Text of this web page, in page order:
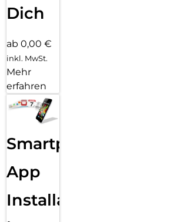
Dich
ab 0,00 €
inkl. MwSt.
Mehr
erfahren
Smartphone
App
Installation